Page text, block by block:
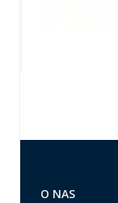
O NAS